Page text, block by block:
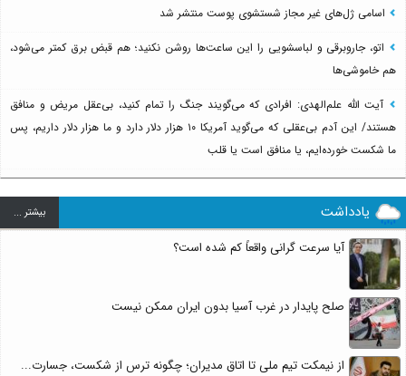
اسامی ژل‌های غیر مجاز شستشوی پوست منتشر شد
اتو، جاروبرقی و لباسشویی را این ساعت‌ها روشن نکنید؛ هم قبض برق کمتر می‌شود،
هم خاموشی‌ها
آیت الله علم‌الهدی: افرادی که می‌گویند جنگ را تمام کنید، بی‌عقل مریض و منافق
هستند/ این آدم بی‌عقلی که می‌گوید آمریکا ۱۰ هزار دلار دارد و ما هزار دلار داریم، پس
ما شکست خورده‌ایم، یا منافق است یا قلب
یادداشت بيشتر ...
آیا سرعت گرانی واقعاً کم شده است؟
صلح پایدار در غرب آسیا بدون ایران ممکن نیست
از نیمکت تیم ملی تا اتاق مدیران؛ چگونه ترس از شکست، جسارت...